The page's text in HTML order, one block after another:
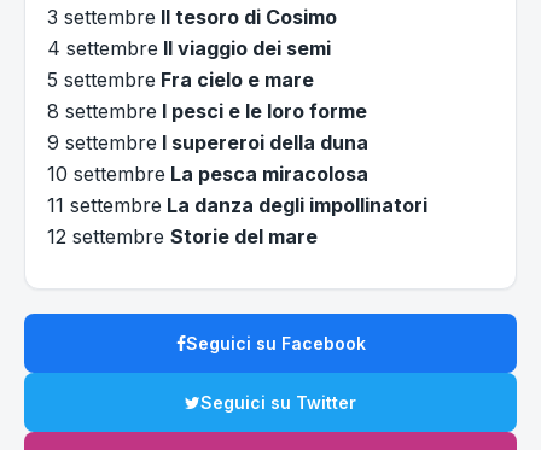
3 settembre Il tesoro di Cosimo
4 settembre Il viaggio dei semi
5 settembre Fra cielo e mare
8 settembre I pesci e le loro forme
9 settembre I supereroi della duna
10 settembre La pesca miracolosa
11 settembre La danza degli impollinatori
12 settembre Storie del mare
Seguici su Facebook
Seguici su Twitter